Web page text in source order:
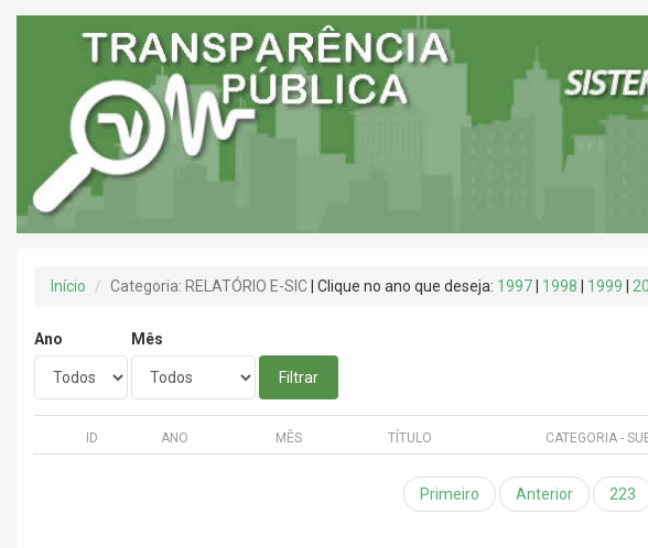
Início Categoria: RELATÓRIO E-SIC | Clique no ano que deseja: 1997 1998 1999
Ano Mês
Filtrar
ID ANO MÊS TÍTULO CATEGORIA -
Primeiro Anterior 223